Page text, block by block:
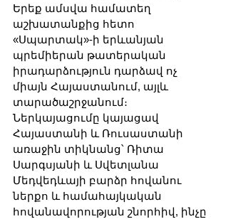
Երեք ամսվա համատեղ
աշխատանքից հետո
«Սպարտակ»-ի երևանյան
պրեմիերան թատերական
իրադարձություն դարձավ ոչ
միայն Հայաստանում, այլև
տարածաշրջանում։
Ներկայացումը կայացավ
Հայաստանի և Ռուսաստանի
առաջին տիկնանց՝ Ռիտա
Սարգսյանի և Սվետլանա
Մեդվեդևայի բարձր հովանու
ներքո և համահայկական
հովանավորության շնորհիվ, ինչը